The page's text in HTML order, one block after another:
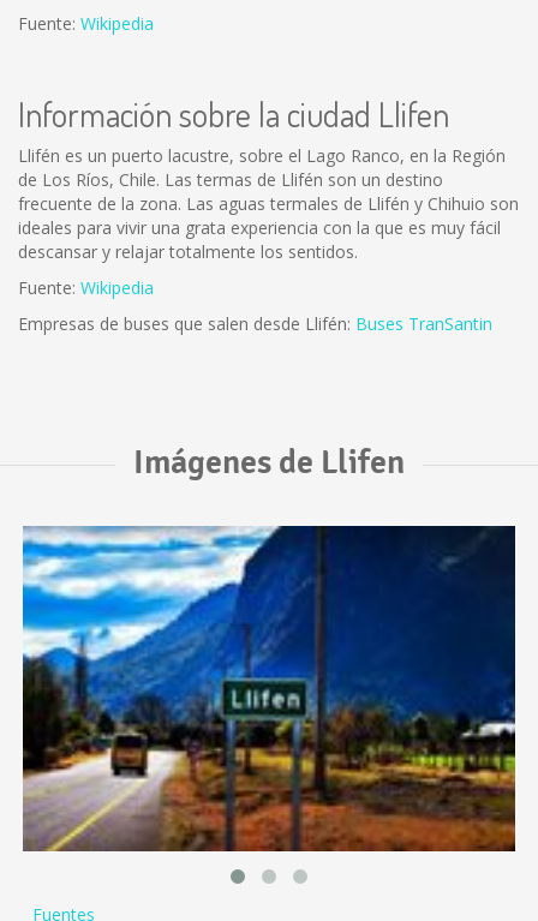
Fuente: Wikipedia
Información sobre la ciudad Llifen
Llifén es un puerto lacustre, sobre el Lago Ranco, en la Región
de Los Ríos, Chile. Las termas de Llifén son un destino
frecuente de la zona. Las aguas termales de Llifén y Chihuio son
ideales para vivir una grata experiencia con la que es muy fácil
descansar y relajar totalmente los sentidos.
Fuente: Wikipedia
Empresas de buses que salen desde Llifén: Buses TranSantin
Imágenes de Llifen
Fuentes